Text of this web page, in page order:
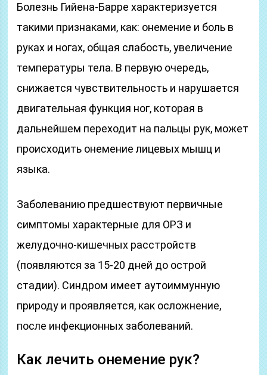
Болезнь Гийена-Барре характеризуется
такими признаками, как: онемение и боль в
руках и ногах, общая слабость, увеличение
температуры тела. В первую очередь,
снижается чувствительность и нарушается
двигательная функция ног, которая в
дальнейшем переходит на пальцы рук, может
происходить онемение лицевых мышц и
языка.
Заболеванию предшествуют первичные
симптомы характерные для ОРЗ и
желудочно-кишечных расстройств
(появляются за 15-20 дней до острой
стадии). Синдром имеет аутоиммунную
природу и проявляется, как осложнение,
после инфекционных заболеваний.
Как лечить онемение рук?